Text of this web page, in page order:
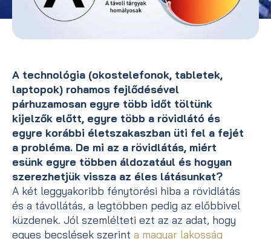
A technológia (okostelefonok, tabletek,
laptopok) rohamos fejlődésével
párhuzamosan egyre több időt töltünk
kijelzők előtt, egyre több a rövidlátó és
egyre korábbi életszakaszban üti fel a fejét
a probléma. De mi az a rövidlátás, miért
esünk egyre többen áldozatául és hogyan
szerezhetjük vissza az éles látásunkat?
A két leggyakoribb fénytörési hiba a rövidlátás
és a távollátás, a legtöbben pedig az előbbivel
küzdenek. Jól szemlélteti ezt az az adat, hogy
egyes becslések szerint a magyar lakosság